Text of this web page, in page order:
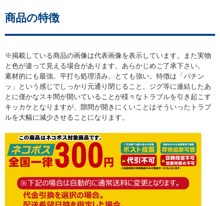
商品の特徴
※掲載している商品の画像は代表画像を表示しています。また実物
と色が違って見える場合があります。あらかじめご了承下さい。
素材的にも最強。平打ち処理済み。とても強い。特徴は「パチン
ッ」という感じでしっかり元通り閉じること。ジグ等に連結したあ
とに僅かなスキ間が開いていることが様々なトラブルを引き起こす
キッカケとなりますが、隙間が開きにくいことはそういったトラブ
ルを大幅に減少させることになります。